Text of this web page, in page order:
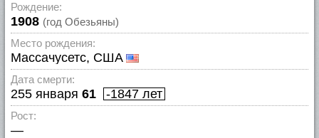
Рождение:
1908 (год Обезьяны)
Место рождения:
Массачусетс, США
Дата смерти:
255 января 61 -1847 лет
Рост:
—